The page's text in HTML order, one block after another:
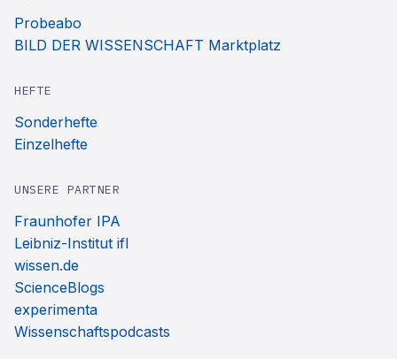
Probeabo
BILD DER WISSENSCHAFT Marktplatz
HEFTE
Sonderhefte
Einzelhefte
UNSERE PARTNER
Fraunhofer IPA
Leibniz-Institut ifl
wissen.de
ScienceBlogs
experimenta
Wissenschaftspodcasts